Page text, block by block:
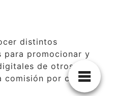
distintos
para promocionar y
de otros
comisión por cada